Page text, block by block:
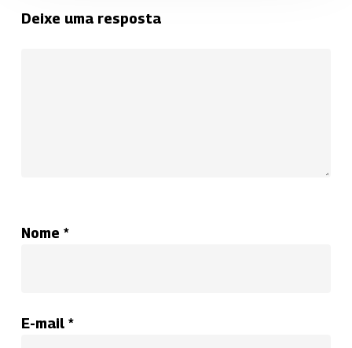
Deixe uma resposta
Nome *
E-mail *